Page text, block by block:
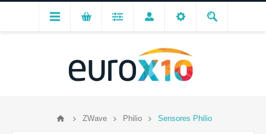
ZWave Philio Sensores Philio